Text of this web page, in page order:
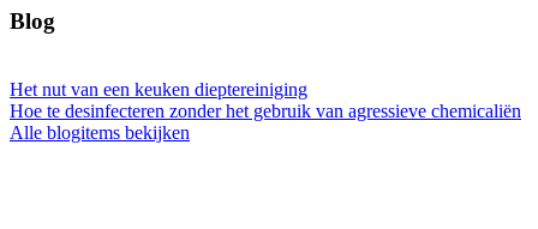
Blog
Het nut van een keuken dieptereiniging
Hoe te desinfecteren zonder het gebruik van agressieve chemicaliën
Alle blogitems bekijken